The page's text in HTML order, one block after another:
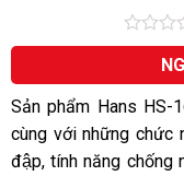
Được
hạng
0.0
5
sao
Sản phẩm Hans
cùng với những chức
đập, tính năng chống